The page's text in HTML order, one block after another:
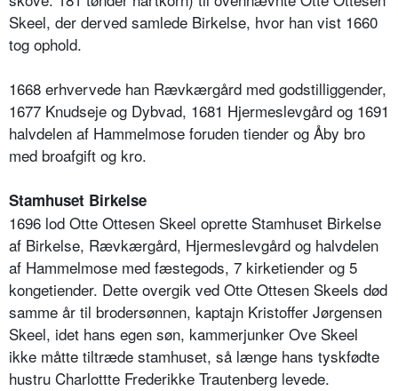
Skeel, der derved samlede Birkelse, hvor han vist 1660
tog ophold.
1668 erhvervede han Rævkærgård med godstilliggender,
1677 Knudseje og Dybvad, 1681 Hjermeslevgård og 1691
halvdelen af Hammelmose foruden tiender og Åby bro
med broafgift og kro.
Stamhuset Birkelse
1696 lod Otte Ottesen Skeel oprette Stamhuset Birkelse
af Birkelse, Rævkærgård, Hjermeslevgård og halvdelen
af Hammelmose med fæstegods, 7 kirketiender og 5
kongetiender. Dette overgik ved Otte Ottesen Skeels død
samme år til brodersønnen, kaptajn Kristoffer Jørgensen
Skeel, idet hans egen søn, kammerjunker Ove Skeel
ikke måtte tiltræde stamhuset, så længe hans tyskfødte
hustru Charlottte Frederikke Trautenberg levede.